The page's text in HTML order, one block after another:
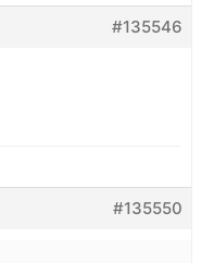
#135546
#135550